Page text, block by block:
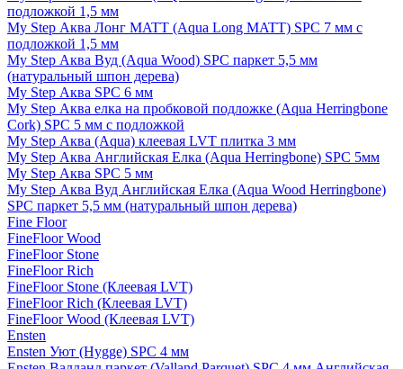
подложкой 1,5 мм
My Step Аква Лонг MATT (Aqua Long MATT) SPC 7 мм с
подложкой 1,5 мм
My Step Аква Вуд (Aqua Wood) SPC паркет 5,5 мм
(натуральный шпон дерева)
My Step Аква SPC 6 мм
My Step Аква елка на пробковой подложке (Aqua Herringbone
Cork) SPC 5 мм с подложкой
My Step Аква (Aqua) клеевая LVT плитка 3 мм
My Step Аква Английская Елка (Aqua Herringbone) SPC 5мм
My Step Аква SPC 5 мм
My Step Аква Вуд Английская Елка (Aqua Wood Herringbone)
SPC паркет 5,5 мм (натуральный шпон дерева)
Fine Floor
FineFloor Wood
FineFloor Stone
FineFloor Rich
FineFloor Stone (Клеевая LVT)
FineFloor Rich (Клеевая LVT)
FineFloor Wood (Клеевая LVT)
Ensten
Ensten Уют (Hygge) SPC 4 мм